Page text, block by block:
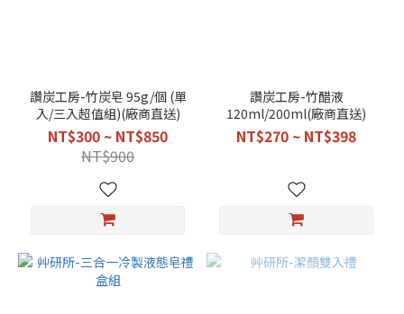
讚炭工房-竹炭皂 95g/個 (單
入/三入超值組)(廠商直送)
NT$300 ~ NT$850
NT$900
讚炭工房-竹醋液
120ml/200ml(廠商直送)
NT$270 ~ NT$398